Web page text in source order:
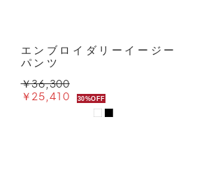
エンブロイダリーイージー
パンツ
￥36,300
￥25,410 30%OFF